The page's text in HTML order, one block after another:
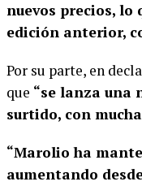
nuevos precios, lo
edición anterior,
Por su parte, en
que “se lanza una
surtido, con
“Marolio ha
aumentando